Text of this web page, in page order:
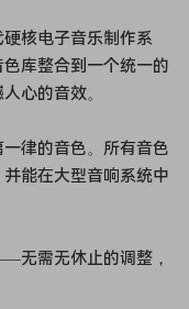
核电子音乐制作系
库整合到一个统一的
心的音效。
律的音色。所有音色
能在大型音响系统中
无需无休止的调整，